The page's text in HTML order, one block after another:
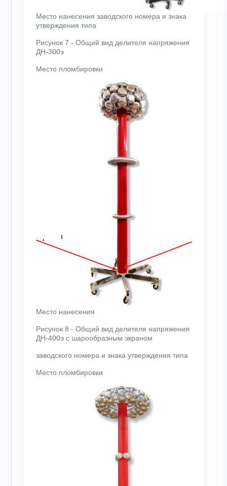
Место нанесения заводского номера и знака
утверждения типа
Рисунок 7 - Общий вид делителя напряжения
ДН-300э
Место пломбировки
Место нанесения
Рисунок 8 - Общий вид делителя напряжения
ДН-400э с шарообразным экраном
заводского номера и знака утверждения типа
Место пломбировки